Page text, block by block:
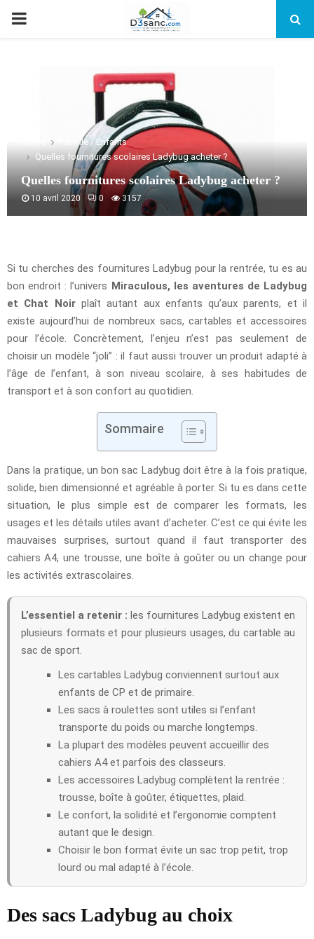
PRIMARY
Famille / Enfants
Quelles fournitures scolaires Ladybug acheter ?
Quelles fournitures scolaires Ladybug acheter ?
10 avril 2020 0 3157
Si tu cherches des fournitures Ladybug pour la rentrée, tu es au
bon endroit : l’univers Miraculous, les aventures de Ladybug
et Chat Noirplaît autant aux enfants qu’aux parents, et il
existe aujourd’hui de nombreux sacs, cartables et accessoires
pour l’école. Concrètement, l’enjeu n’est pas seulement de
choisir un modèle “joli” : il faut aussi trouver un produit adapté à
l’âge de l’enfant, à son niveau scolaire, à ses habitudes de
transport et à son confort au quotidien.
Sommaire
Dans la pratique, un bon sac Ladybug doit être à la fois pratique,
solide, bien dimensionné et agréable à porter. Si tu es dans cette
situation, le plus simple est de comparer les formats, les
usages et les détails utiles avant d’acheter. C’est ce qui évite les
mauvaises surprises, surtout quand il faut transporter des
cahiers A4, une trousse, une boîte à goûter ou un change pour
les activités extrascolaires.
L’essentiel a retenir : les fournitures Ladybug existent en
plusieurs formats et pour plusieurs usages, du cartable au
sac de sport.
Les cartables Ladybug conviennent surtout aux
enfants de CP et de primaire.
Les sacs à roulettes sont utiles si l’enfant
transporte du poids ou marche longtemps.
La plupart des modèles peuvent accueillir des
cahiers A4 et parfois des classeurs.
Les accessoires Ladybug complètent la rentrée :
trousse, boîte à goûter, étiquettes, plaid.
Le confort, la solidité et l’ergonomie comptent
autant que le design.
Choisir le bon format évite un sac trop petit, trop
lourd ou mal adapté à l’école.
Des sacs Ladybug au choix